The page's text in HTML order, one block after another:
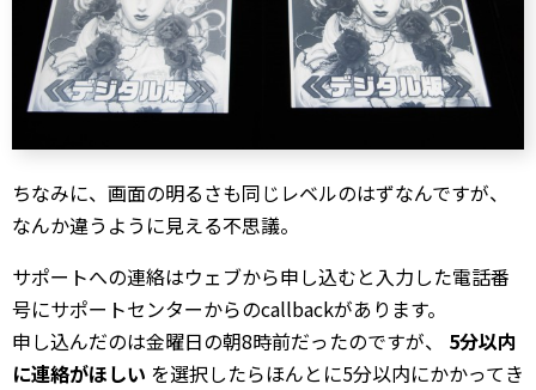
ちなみに、画面の明るさも同じレベルのはずなんですが、
なんか違うように見える不思議。
サポートへの連絡はウェブから申し込むと入力した電話番
号にサポートセンターからのcallbackがあります。
申し込んだのは金曜日の朝8時前だったのですが、 5分以内
に連絡がほしい を選択したらほんとに5分以内にかかってき